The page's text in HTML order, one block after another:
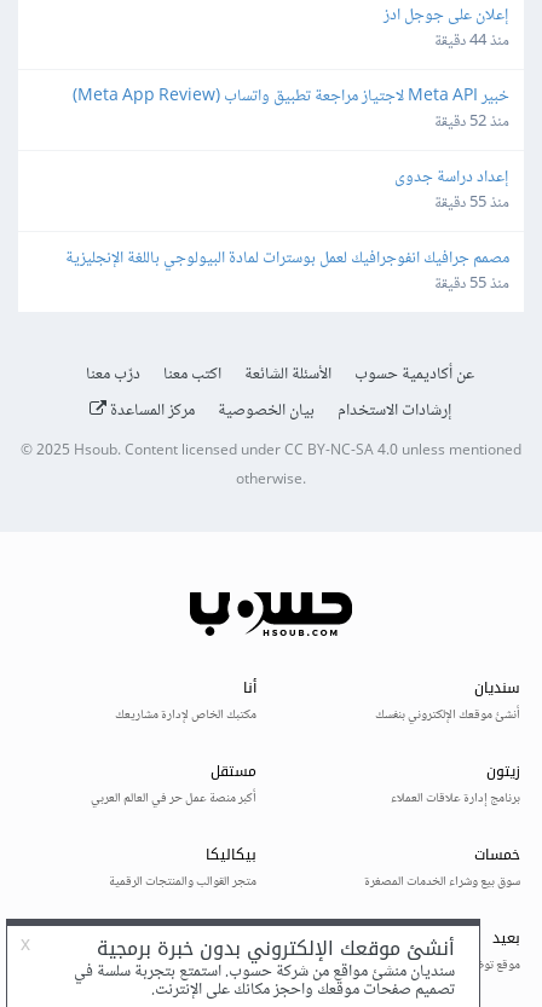
إعلان على جوجل ادز
منذ 44 دقيقة
لمنصة SaaS
منذ 52 دقيقة
إعداد دراسة جدوى
منذ 55 دقيقة
بطريقة كرياتيف
منذ 55 دقيقة
عن أكاديمية حسوب الأسئلة الشائعة اكتب معنا
درّب معنا
إرشادات الاستخدام
بيان الخصوصية مركز المساعدة
© 2025 Hsoub.Content licensed underCC BY-NC-SA 4.0unless mentioned
otherwise.